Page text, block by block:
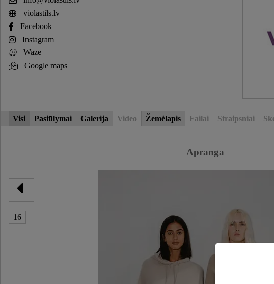
violastils.lv
Facebook
Instagram
Waze
Google maps
Visi Pasiūlymai Galerija Video Žemėlapis Failai Straipsniai
Apranga
16